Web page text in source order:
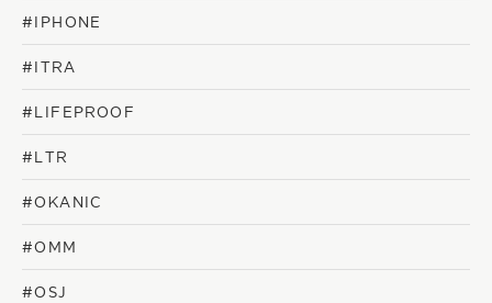
#IPHONE
#ITRA
#LIFEPROOF
#LTR
#OKANIC
#OMM
#OSJ